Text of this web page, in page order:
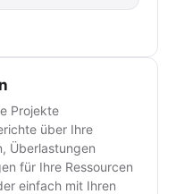
Projekte
über Ihre
Überlastungen
für Ihre Ressourcen
einfach mit Ihren